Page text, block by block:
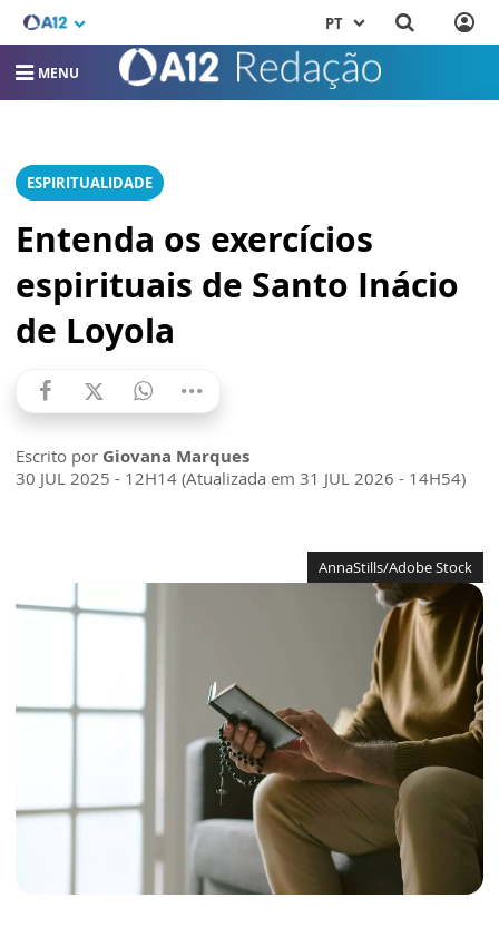
PT
MENU
ESPIRITUALIDADE
Entenda os exercícios
espirituais de Santo Inácio
de Loyola
Escrito por Giovana Marques
30 JUL 2025 - 12H14 (Atualizada em 31 JUL 2026 - 14H54)
AnnaStills/Adobe Stock